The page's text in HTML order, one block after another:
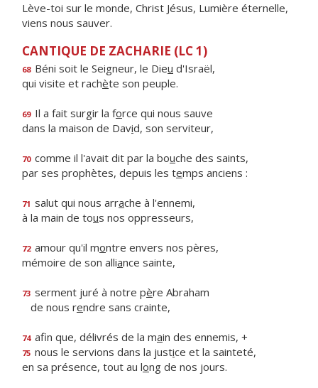
Lève-toi sur le monde, Christ Jésus, Lumière éternelle,
viens nous sauver.
CANTIQUE DE ZACHARIE (LC 1)
68 Béni soit le Seigneur, le Dieu d'Israël,
qui visite et rachète son peuple.
69 Il a fait surgir la force qui nous sauve
dans la maison de David, son serviteur,
70 comme il l'avait dit par la bouche des saints,
par ses prophètes, depuis les temps anciens :
71 salut qui nous arrache à l'ennemi,
à la main de tous nos oppresseurs,
72 amour qu'il montre envers nos pères,
mémoire de son alliance sainte,
73 serment juré à notre père Abraham
de nous rendre sans crainte,
74 afin que, délivrés de la main des ennemis, +
75 nous le servions dans la justice et la sainteté,
en sa présence, tout au long de nos jours.